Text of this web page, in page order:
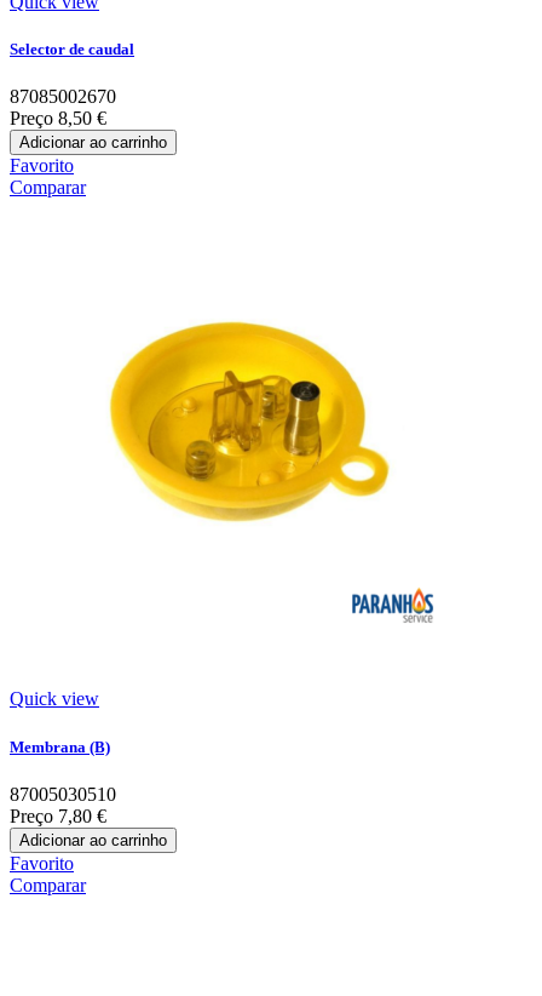
Selector de caudal
87085002670
Preço 8,50 €
Adicionar ao carrinho
Favorito
Comparar
Quick view
Membrana (B)
87005030510
Preço 7,80 €
Adicionar ao carrinho
Favorito
Comparar